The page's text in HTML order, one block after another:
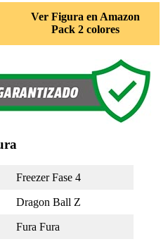
Ver Figura en Amazon
Pack 2 colores
Freezer Fase 4
Dragon Ball Z
Fura Fura